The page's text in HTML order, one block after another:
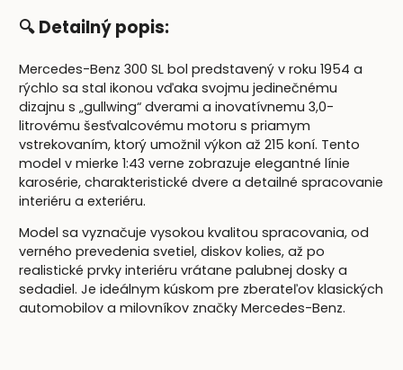
🔍 Detailný popis:
Mercedes-Benz 300 SL bol predstavený v roku 1954 a
rýchlo sa stal ikonou vďaka svojmu jedinečnému
dizajnu s „gullwing“ dverami a inovatívnemu 3,0-
litrovému šesťvalcovému motoru s priamym
vstrekovaním, ktorý umožnil výkon až 215 koní. Tento
model v mierke 1:43 verne zobrazuje elegantné línie
karosérie, charakteristické dvere a detailné spracovanie
interiéru a exteriéru.
Model sa vyznačuje vysokou kvalitou spracovania, od
verného prevedenia svetiel, diskov kolies, až po
realistické prvky interiéru vrátane palubnej dosky a
sedadiel. Je ideálnym kúskom pre zberateľov klasických
automobilov a milovníkov značky Mercedes-Benz.